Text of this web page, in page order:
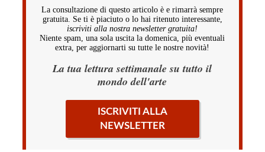
La consultazione di questo articolo è e rimarrà sempre
gratuita. Se ti è piaciuto o lo hai ritenuto interessante,
iscriviti alla nostra newsletter gratuita!
Niente spam, una sola uscita la domenica, più eventuali
extra, per aggiornarti su tutte le nostre novità!
La tua lettura settimanale su tutto il
mondo dell'arte
ISCRIVITI ALLA
NEWSLETTER